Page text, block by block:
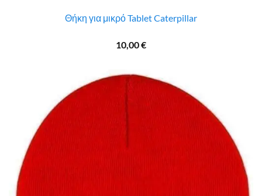
Θήκη για μικρό Tablet Caterpillar
10,00€